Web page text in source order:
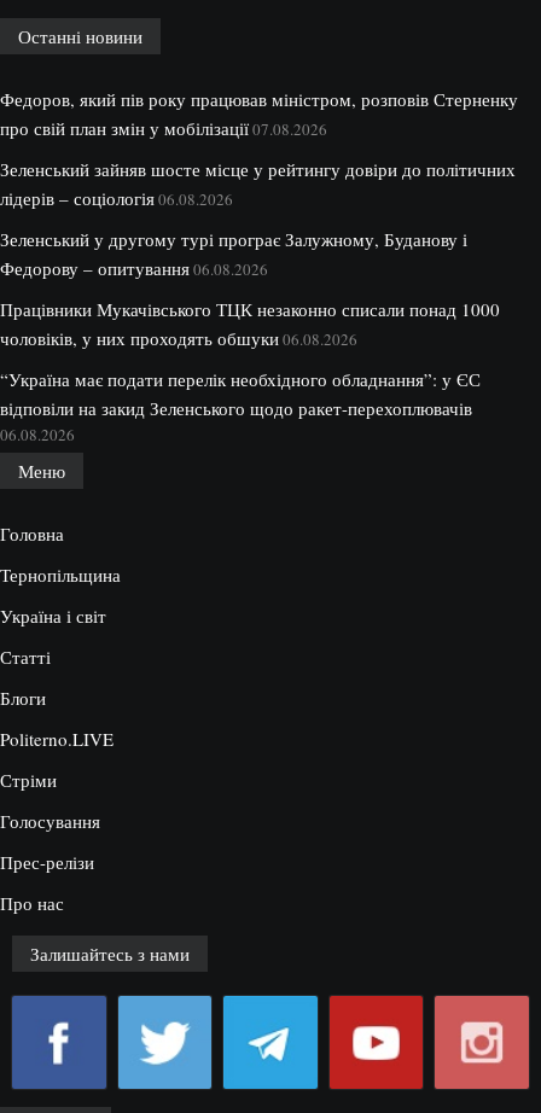
Останні новини
Федоров, який пів року працював міністром, розповів Стерненку
про свій план змін у мобілізації07.08.2026
Зеленський зайняв шосте місце у рейтингу довіри до політичних
лідерів – соціологія06.08.2026
Зеленський у другому турі програє Залужному, Буданову і
Федорову – опитування06.08.2026
Працівники Мукачівського ТЦК незаконно списали понад 1000
чоловіків, у них проходять обшуки06.08.2026
“Україна має подати перелік необхідного обладнання”: у ЄС
відповіли на закид Зеленського щодо ракет-перехоплювачів
06.08.2026
Меню
Головна
Тернопільщина
Україна і світ
Статті
Блоги
Politerno.LIVE
Стріми
Голосування
Прес-релізи
Про нас
Залишайтесь з нами